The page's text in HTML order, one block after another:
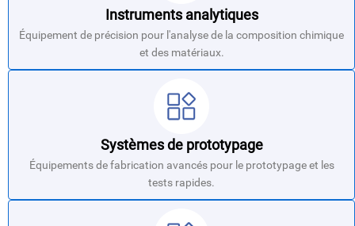
Instruments analytiques
Équipement de précision pour l'analyse de la composition chimique
et des matériaux.
Systèmes de prototypage
Équipements de fabrication avancés pour le prototypage et les
tests rapides.